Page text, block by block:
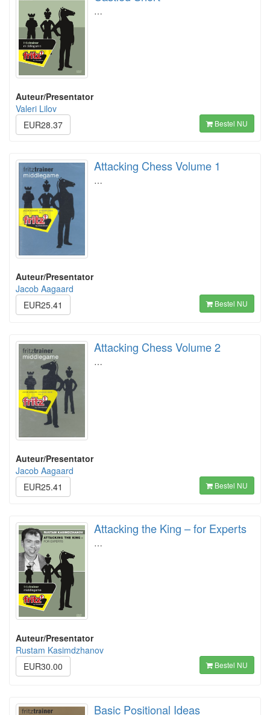
…
Auteur/Presentator
Valeri Lilov
EUR28.37
Bestel NU
Attacking Chess Volume 1
…
Auteur/Presentator
Jacob Aagaard
EUR25.41
Bestel NU
Attacking Chess Volume 2
…
Auteur/Presentator
Jacob Aagaard
EUR25.41
Bestel NU
Attacking the King – for Experts
…
Auteur/Presentator
Rustam Kasimdzhanov
EUR30.00
Bestel NU
Basic Positional Ideas